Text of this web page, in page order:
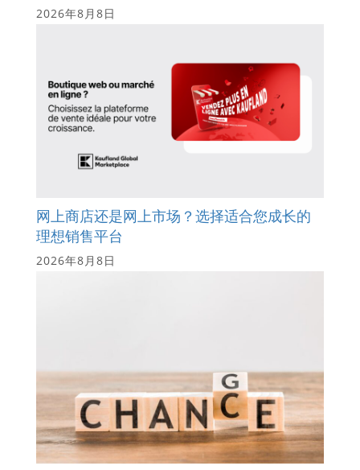
2026年8月8日
网上商店还是网上市场？选择适合您成长的
理想销售平台
2026年8月8日